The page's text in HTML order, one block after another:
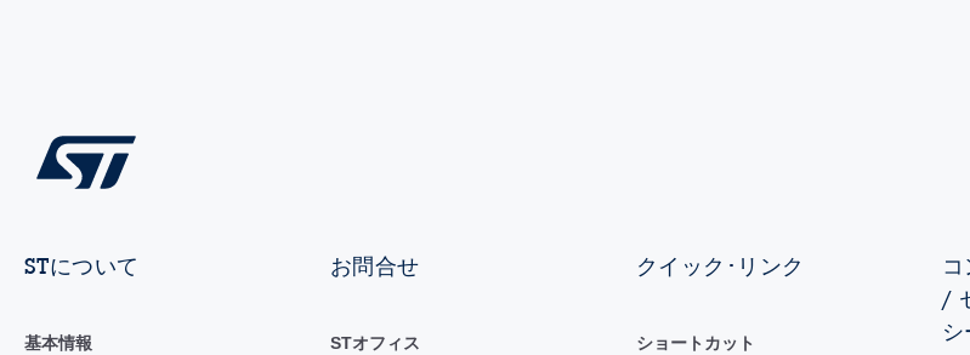
STについて
基本情報
お問合せ
STオフィス
クイック･リンク
ショートカット
/
シ